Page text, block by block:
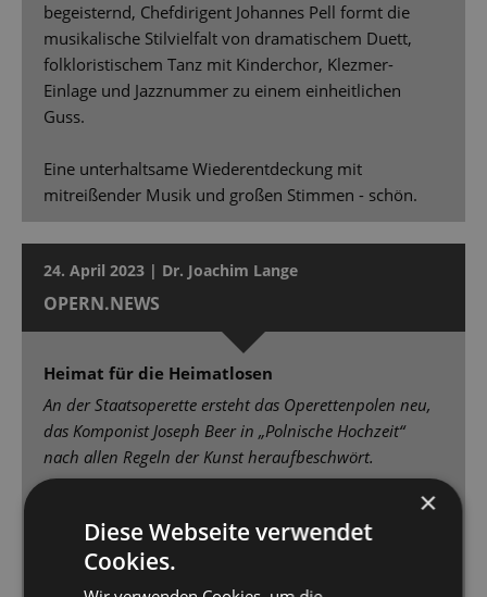
begeisternd, Chefdirigent Johannes Pell formt die
musikalische Stilvielfalt von dramatischem Duett,
folkloristischem Tanz mit Kinderchor, Klezmer-
Einlage und Jazznummer zu einem einheitlichen
Guss.
Eine unterhaltsame Wiederentdeckung mit
mitreißender Musik und großen Stimmen - schön.
24. April 2023 | Dr. Joachim Lange
OPERN.NEWS
Heimat für die Heimatlosen
An der Staatsoperette ersteht das Operettenpolen neu,
das Komponist Joseph Beer in „Polnische Hochzeit“
nach allen Regeln der Kunst heraufbeschwört.
Johannes Pell und das Orchester der Staatsoperette
gehen mit Lust am Melodienschmelz und zum
aufrauschenden Revuepathos der großen
Ensemblenummern in die Vollen. [...] Der kraftvoll
×
Diese Webseite verwendet
Cookies.